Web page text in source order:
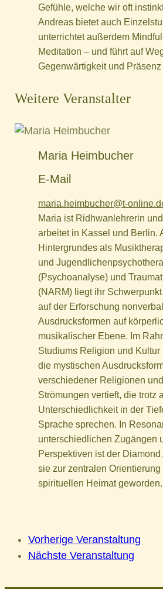
Gefühle, welche wir oft
Andreas bietet auch
unterrichtet außerdem
Meditation – und führt auf
Gegenwärtigkeit und
Weitere Veranstalter
Maria Heimbucher
E-Mail
maria.heimbucher@t-
Maria ist Ridhwanlehrerin
arbeitet in Kassel und Berlin.
Hintergrundes als
und
(Psychoanalyse) und
(NARM) liegt ihr
auf der Erforschung
Ausdrucksformen auf
musikalischer Ebene. Im
Studiums Religion und Kultur
die mystischen
verschiedener Religionen
Strömungen vertieft, die trotz
Unterschiedlichkeit in der
Sprache sprechen. In
unterschiedlichen Zugängen
Perspektiven ist der Diamond
sie zur zentralen Orientierung
spirituellen Heimat geworden.
Vorherige Veranstaltung
Nächste Veranstaltung